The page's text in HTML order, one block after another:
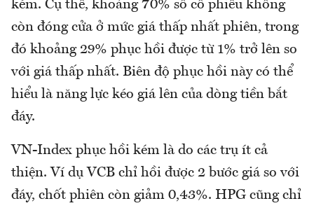
kém. Cụ thể, khoảng 70% số cổ phiếu không
còn đóng cửa ở mức giá thấp nhất phiên, trong
đó khoảng 29% phục hồi được từ 1% trở lên so
với giá thấp nhất. Biên độ phục hồi này có thể
hiểu là năng lực kéo giá lên của dòng tiền bắt
đáy.
VN-Index phục hồi kém là do các trụ ít cả
thiện. Ví dụ VCB chỉ hồi được 2 bước giá so với
đáy, chốt phiên còn giảm 0,43%. HPG cũng chỉ